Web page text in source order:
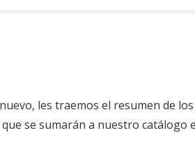
les traemos el resumen de
se sumarán a nuestro catálogo